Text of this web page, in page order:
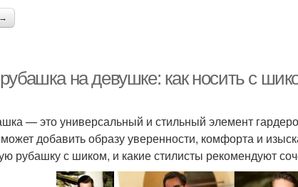
на девушке: как носить с
— это универсальный и стильный элемент
добавить образу уверенности, комфорта и
рубашку с шиком, и какие стилисты рекомендуют